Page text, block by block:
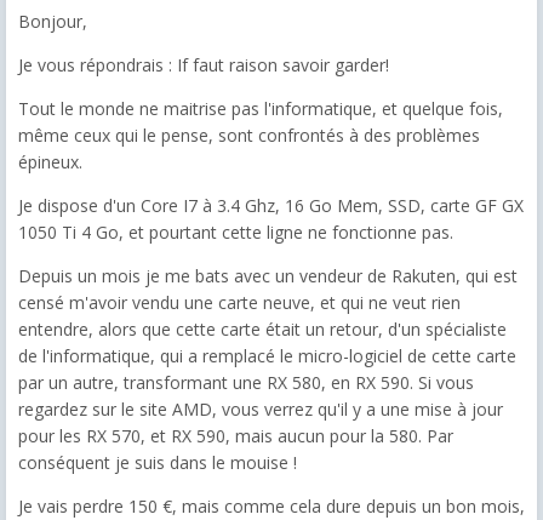
Bonjour,
Je vous répondrais : If faut raison savoir garder!
Tout le monde ne maitrise pas l'informatique, et quelque fois,
même ceux qui le pense, sont confrontés à des problèmes
épineux.
Je dispose d'un Core I7 à 3.4 Ghz, 16 Go Mem, SSD, carte GF GX
1050 Ti 4 Go, et pourtant cette ligne ne fonctionne pas.
Depuis un mois je me bats avec un vendeur de Rakuten, qui est
censé m'avoir vendu une carte neuve, et qui ne veut rien
entendre, alors que cette carte était un retour, d'un spécialiste
de l'informatique, qui a remplacé le micro-logiciel de cette carte
par un autre, transformant une RX 580, en RX 590. Si vous
regardez sur le site AMD, vous verrez qu'il y a une mise à jour
pour les RX 570, et RX 590, mais aucun pour la 580. Par
conséquent je suis dans le mouise !
Je vais perdre 150 €, mais comme cela dure depuis un bon mois,